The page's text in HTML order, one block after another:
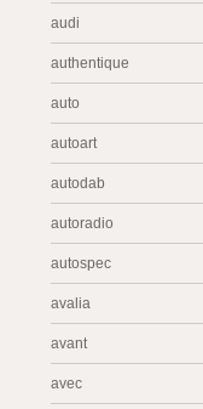
audi
authentique
auto
autoart
autodab
autoradio
autospec
avalia
avant
avec